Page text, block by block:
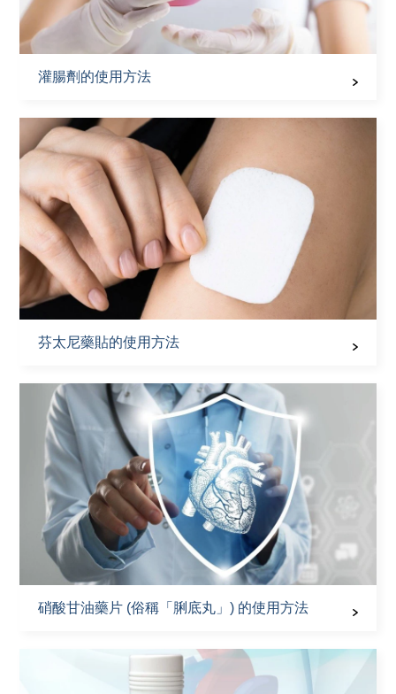
灌腸劑的使用方法
芬太尼藥貼的使用方法
硝酸甘油藥片 (俗稱「脷底丸」) 的使用方法